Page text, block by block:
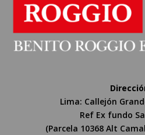
Lima: Callejón
Ref Ex fundo
(Parcela 10368 Alt